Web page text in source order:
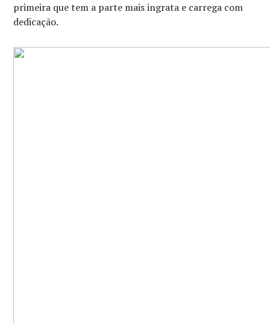
primeira que tem a parte mais ingrata e carrega com
dedicação.